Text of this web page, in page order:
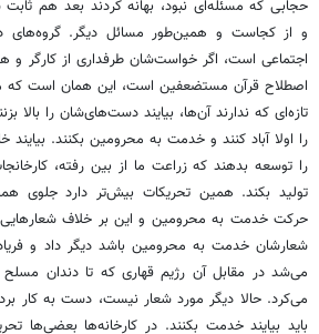
حجابی که مسئله‌ای نبود، بهانه کردند بعد هم
و از کجاست و همین‌طور مسائل دیگر. گروه‌های
اجتماعی است، اگر خواست‌شان طرفداری از کارگر
اصطلاح قرآن مستضعفین است، این همان است که
تازه‌ای که ندارند آن‌ها، بیایند دست‌های‌شان را
را اولا آباد کنند و خدمت به محرومین بکنند. بیایند
را توسعه بدهند که زراعت ما از بین رفته،
تولید بکند. همین تحریکات بیش‌تر دارد جلوی
حرکت خدمت به محرومین و این بر خلاف
شعارشان خدمت به محرومین باشد دیگر داد و
می‌شد در مقابل آن رژیم قهاری که تا دندان
می‌کرد. حالا دیگر مورد شعار نیست، دست به کار
باید بیایند خدمت بکنند. در کارخانه‌ها بعضی‌ها